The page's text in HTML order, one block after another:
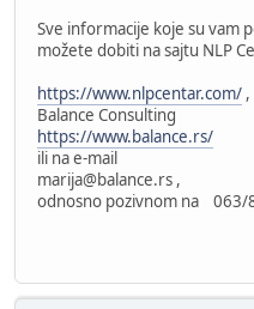
Sve informacije koje su vam
možete dobiti na sajtu NLP
https://www.nlpcentar.com/ ,
Balance Consulting
https://www.balance.rs/
ili na e-mail
marija@balance.rs ,
odnosno pozivnom na 063/